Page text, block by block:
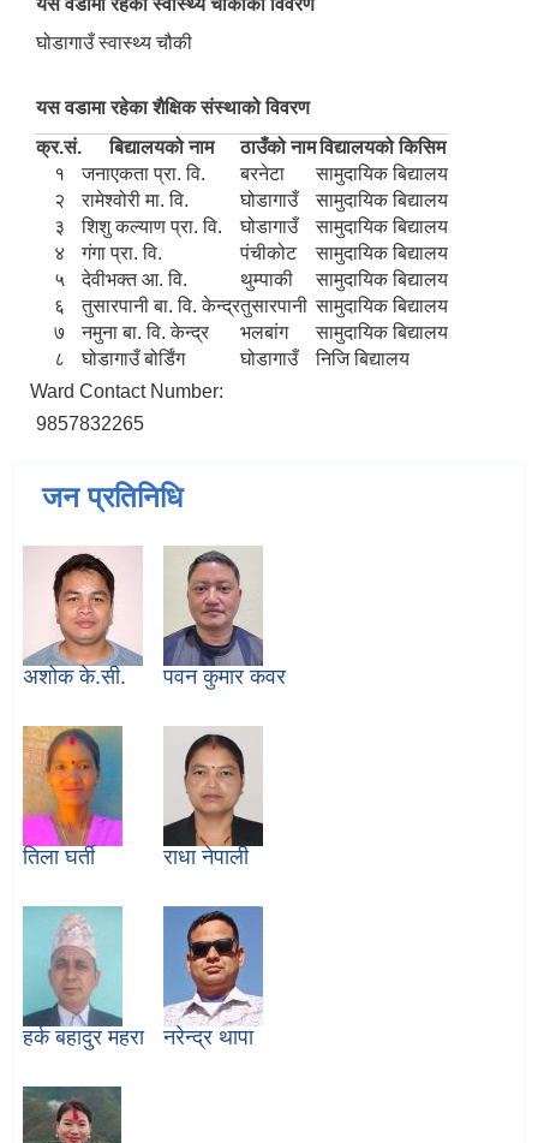
यस वडामा रहेका स्वास्थ्य चौकीको विवरण
घोडागाउँ स्वास्थ्य चौकी
यस वडामा रहेका शैक्षिक संस्थाको विवरण
क्र.सं.
बिद्यालयको नाम ठाउँको नामविद्यालयको किसिम
१
जनाएकता प्रा. वि. बरनेटा
सामुदायिक बिद्यालय
२
रामेश्वोरी मा. वि. घोडागाउँ
सामुदायिक बिद्यालय
३
शिशु कल्याण प्रा. वि. घोडागाउँ
सामुदायिक बिद्यालय
४
गंगा प्रा. वि. पंचीकोट
सामुदायिक बिद्यालय
५
देवीभक्त आ. वि. थुम्पाकी
सामुदायिक बिद्यालय
६
तुसारपानी बा. वि. केन्द्रतुसारपानी सामुदायिक बिद्यालय
७
नमुना बा. वि. केन्द्र भलबांग
सामुदायिक बिद्यालय
८
घोडागाउँ बोर्डिंग घोडागाउँ
निजि बिद्यालय
Ward Contact Number:
9857832265
जन प्रतिनिधि
अशोक के.सी. पवन कुमार कवर
तिला घर्ती राधा नेपाली
हर्क बहादुर महरा नरेन्द्र थापा